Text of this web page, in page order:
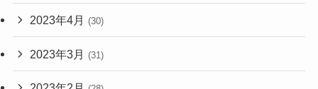
2023年4月 (30)
2023年3月 (31)